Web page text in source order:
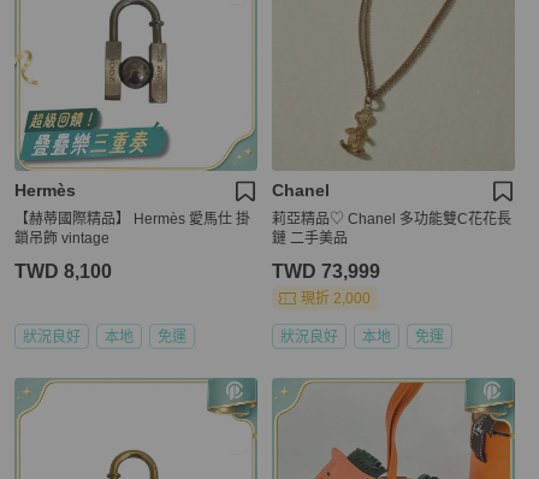
Hermès
【赫蒂國際精品】 Hermès 愛馬仕 掛
鎖吊飾 vintage
TWD 8,100
狀況良好 本地 免運
Chanel
莉亞精品♡ Chanel 多功能雙C花花長
鏈 二手美品
TWD 73,999
現折 2,000
狀況良好 本地 免運